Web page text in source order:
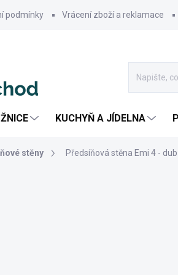
podmínky Vrácení zboží a reklamace
KUCHYŇ A JÍDELNA
stěny Předsíňová stěna Emi 4 -